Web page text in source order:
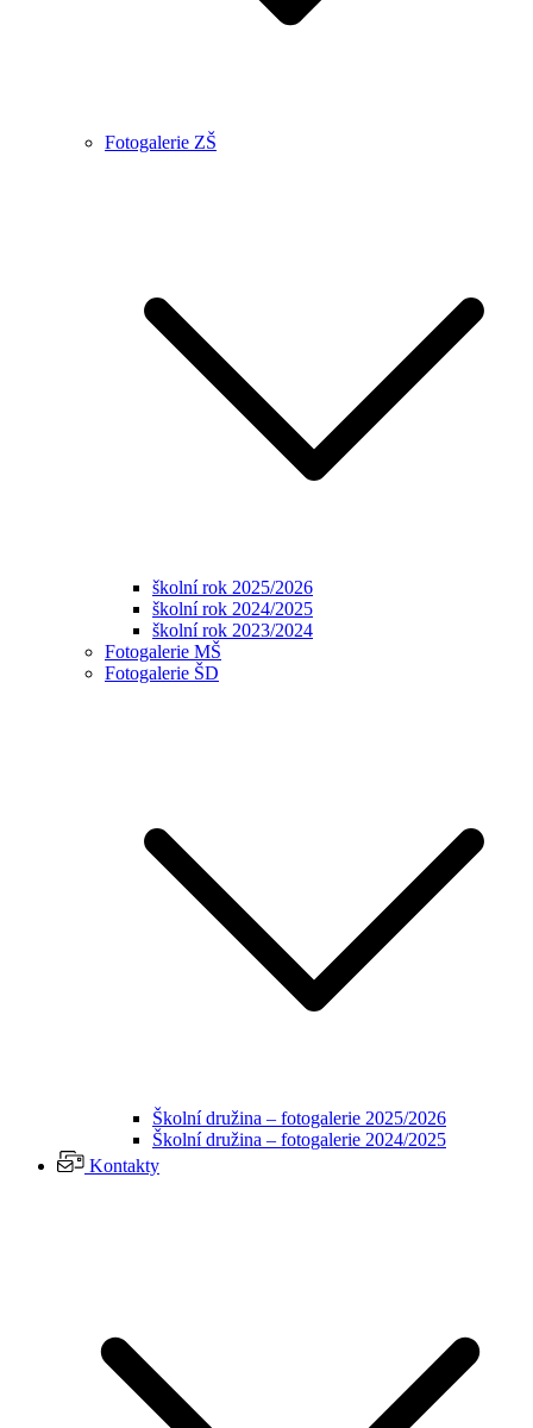
Fotogalerie ZŠ
školní rok 2025/2026
školní rok 2024/2025
školní rok 2023/2024
Fotogalerie MŠ
Fotogalerie ŠD
Školní družina – fotogalerie 2025/2026
Školní družina – fotogalerie 2024/2025
Kontakty